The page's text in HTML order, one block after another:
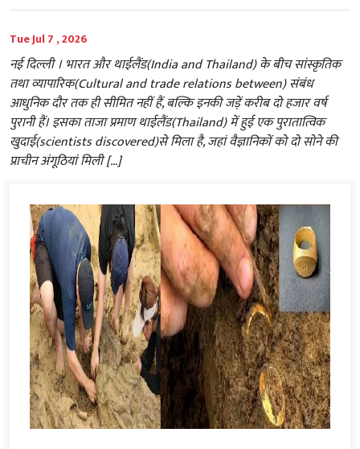
Tue Jul 7 , 2026
नई दिल्ली । भारत और थाईलैंड(India and Thailand) के बीच सांस्कृतिक
तथा व्यापारिक(Cultural and trade relations between) संबंध
आधुनिक दौर तक ही सीमित नहीं हैं, बल्कि इनकी जड़ें करीब दो हजार वर्ष
पुरानी हैं। इसका ताजा प्रमाण थाईलैंड(Thailand) में हुई एक पुरातात्विक
खुदाई(scientists discovered)से मिला है, जहां वैज्ञानिकों को दो सोने की
प्राचीन अंगूठियां मिली […]